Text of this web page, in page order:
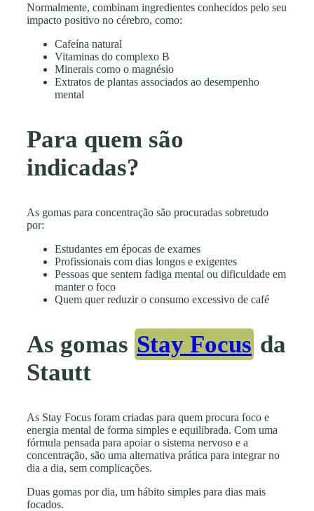
Normalmente, combinam ingredientes conhecidos pelo seu
impacto positivo no cérebro, como:
Cafeína natural
Vitaminas do complexo B
Minerais como o magnésio
Extratos de plantas associados ao desempenho
mental
Para quem são
indicadas?
As gomas para concentração são procuradas sobretudo
por:
Estudantes em épocas de exames
Profissionais com dias longos e exigentes
Pessoas que sentem fadiga mental ou dificuldade em
manter o foco
Quem quer reduzir o consumo excessivo de café
As gomas Stay Focus da
Stautt
As Stay Focus foram criadas para quem procura foco e
energia mental de forma simples e equilibrada. Com uma
fórmula pensada para apoiar o sistema nervoso e a
concentração, são uma alternativa prática para integrar no
dia a dia, sem complicações.
Duas gomas por dia, um hábito simples para dias mais
focados.